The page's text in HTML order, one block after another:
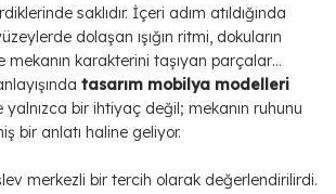
saklıdır. İçeri adım atıldığında
dolaşan ışığın ritmi, dokuların
mekanın karakterini taşıyan parçalar…
tasarım mobilya modelleri
bir ihtiyaç değil; mekanın ruhunu
bir anlatı haline geliyor.
merkezli bir tercih olarak değerlendirilirdi.